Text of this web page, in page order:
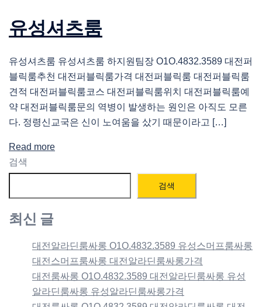
유성셔츠룸
유성셔츠룸 유성셔츠룸 하지원팀장 O1O.4832.3589 대전퍼
블릭룸추천 대전퍼블릭룸가격 대전퍼블릭룸 대전퍼블릭룸
견적 대전퍼블릭룸코스 대전퍼블릭룸위치 대전퍼블릭룸예
약 대전퍼블릭룸문의 역병이 발생하는 원인은 아직도 모른
다. 정령신교국은 신이 노여움을 샀기 때문이라고 […]
Read more
검색
검색
최신 글
대전알라딘룸싸롱 O1O.4832.3589 유성스머프룸싸롱
대전스머프룸싸롱 대전알라딘룸싸롱가격
대전룸싸롱 O1O.4832.3589 대전알라딘룸싸롱 유성
알라딘룸싸롱 유성알라딘룸싸롱가격